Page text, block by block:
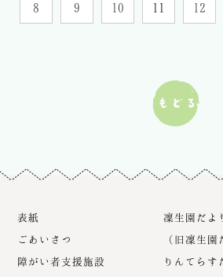
8 9 10 11 12
表紙
ごあいさつ
障がい者支援施設
凜生園だよ
（旧凜生園
りんてらす